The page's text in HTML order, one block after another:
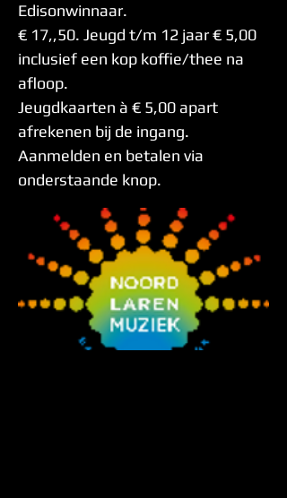
Edisonwinnaar.
€ 17,,50. Jeugd t/m 12 jaar € 5,00
inclusief een kop koffie/thee na
afloop.
Jeugdkaarten à € 5,00 apart
afrekenen bij de ingang.
Aanmelden en betalen via
onderstaande knop.